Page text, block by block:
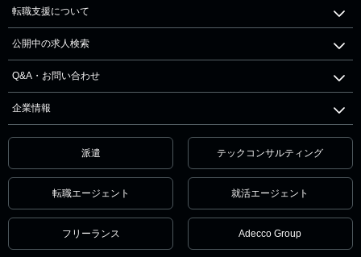
転職支援について
公開中の求人検索
Q&A・お問い合わせ
企業情報
派遣 テックコンサルティング
転職エージェント 就活エージェント
フリーランス Adecco Group